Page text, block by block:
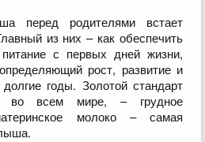
перед родителями встает
из них – как обеспечить
с первых дней жизни,
рост, развитие и
годы. Золотой стандарт
во всем мире, – грудное
молоко – самая